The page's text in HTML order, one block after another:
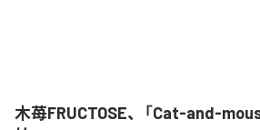
木苺FRUCTOSE、「Cat-and-